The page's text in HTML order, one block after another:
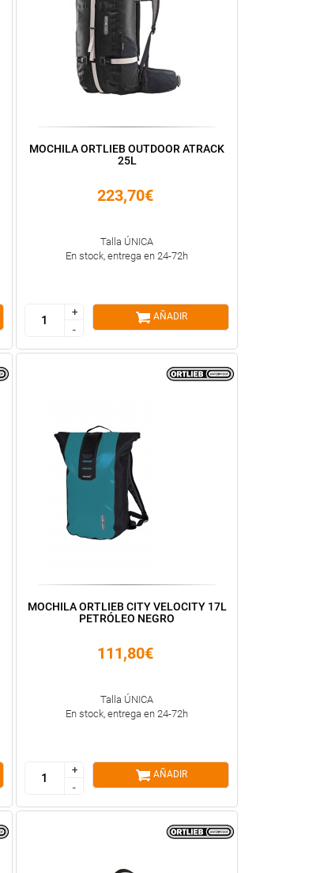
MOCHILA ORTLIEB OUTDOOR ATRACK
25L
223,70€
Talla ÚNICA
En stock, entrega en 24-72h
+
-
+
-
AÑADIR
MOCHILA ORTLIEB CITY VELOCITY 17L
PETRÓLEO NEGRO
111,80€
Talla ÚNICA
En stock, entrega en 24-72h
+
-
+
-
AÑADIR